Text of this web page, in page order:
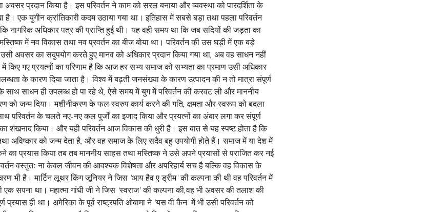
अवसर प्रदान किया है। इस परिवर्तन ने काम को सरल बनाया और व्यवस्था को पारदर्शिता के
एक युगीन क्रांतिकारी कदम उठाया गया था। इतिहास में सबसे बड़ा तथा पहला परिवर्तन
कि नागरिक अधिकार पत्र की प्राप्ति हुई थी। यह वही समय था कि जब सदियों की जड़ता का
में नव विकास तथा नव प्रवर्तन का बीज बोया था। परिवर्तन की उस घड़ी में एक बड़े
अवसर का सदुपयोग करते हुए मानव को अधिकार प्रदान किया गया था, अब वह साधन नहीं
किए गए प्रयत्नों का परिणाम है कि आज हर सभ्य समाज को सभ्यता का प्रमाण उसी अधिकार
के कारण दिया जाता है। विश्व में बढ़ती जनसंख्या के कारण उत्पादन की न तो मात्रा संपूर्ण
साथ साधन ही उपलब्ध हो पा रहे थे, ऐसे समय में युग में परिवर्तन की करवट ली और माननीय
को जन्म दिया। मशीनीकरण के फल स्वरुप कार्य करने की गति, क्षमता और स्वरूप को बदला
परिवर्तन के चलते नए-नए कल पुर्जों का इजाद किया और प्रयत्नों का अंबार लगा कर संपूर्ण
का शंखनाद किया। और यही परिवर्तन आज विकास की धुरी है। इस बात से यह स्पष्ट होता है कि
अविष्कार को जन्म देता है, और वह समाज के लिए सदैव बहु उपयोगी होते हैं। समाज में या देश में
का प्रयास किया तब तब माननीय साहस तथा मस्तिष्क ने उसे अपने प्रयासों से पराजित कर नई
वस्तुतः ना केवल जीवन की आवश्यक विशेषता और अपरिहार्य सच है बल्कि वह विकास के
भी है। मार्टिन लूथर किंग जूनियर ने जिस 'आय हैव ए ड्रीम' की कल्पना की थी वह परिवर्तन में
एक सपना था। महात्मा गांधी जी ने जिस 'स्वराज' की कल्पना की,वह भी अवसर की तलाश की
ही था। अमेरिका के पूर्व राष्ट्रपति ओबामा ने 'यस वी कैन' में भी उसी परिवर्तन को